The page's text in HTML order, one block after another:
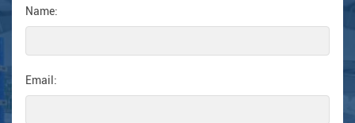
Name:
Email: